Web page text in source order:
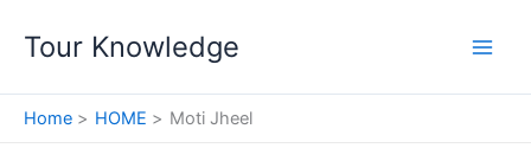
Tour Knowledge
Home HOME Moti Jheel